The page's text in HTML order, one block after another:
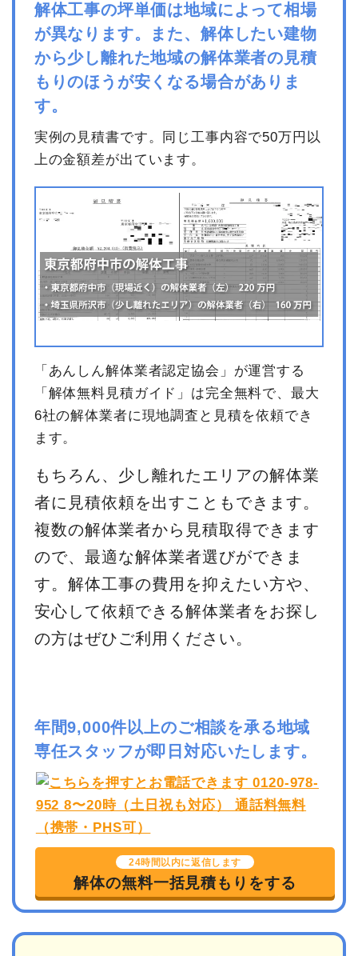
品名 数量 単価
金額
内装解体店舗24坪1階建て
24坪 31,250円
750,000円
養生費
0
0円
諸経費
0円
値引き
小計
750,000円
消費税
合計金額
825,000円
解体工事の坪単価は地域によって相場
が異なります。また、解体したい建物
から少し離れた地域の解体業者の見積
もりのほうが安くなる場合がありま
す。
実例の見積書です。同じ工事内容で50万円以
上の金額差が出ています。
「あんしん解体業者認定協会」が運営する
「解体無料見積ガイド」は完全無料で、最大
6社の解体業者に現地調査と見積を依頼でき
ます。
もちろん、少し離れたエリアの解体業
者に見積依頼を出すこともできます。
複数の解体業者から見積取得できます
ので、最適な解体業者選びができま
す。解体工事の費用を抑えたい方や、
安心して依頼できる解体業者をお探し
の方はぜひご利用ください。
年間9,000件以上のご相談を承る地域
専任スタッフが即日対応いたします。
24時間以内に返信します
解体の無料一括見積もりをする